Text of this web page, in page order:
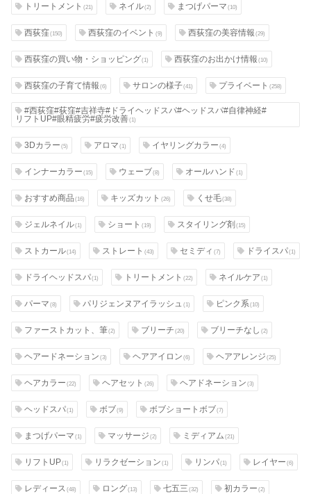
トリートメント(21) ネイル(2) まつげパーマ(10)
西荻窪(150) 西荻窪のイベント(9) 西荻窪の美容情報(29)
西荻窪の買い物・ショッピング(1) 西荻窪のお出かけ情報(10)
西荻窪の子育て情報(6) サロンの様子(41) プライベート(258)
#西荻窪#荻窪#吉祥寺#ドライヘッドスパ#ヘッドスパ#自律神経#
リフトUP#眼精疲労#疲労改善(1)
3Dカラー(5) アロマ(1) イヤリングカラー(4)
インナーカラー(15) ウェーブ(8) オールハンド(1)
おすすめ商品(16) キッズカット(26) くせ毛(38)
ジェルネイル(1) ショート(19) スタイリング剤(15)
ストカール(14) ストレート(43) セミディ(7) ドライスパ(1)
ドライヘッドスパ(1) トリートメント(22) ネイルケア(1)
パーマ(8) パリジェンヌアイラッシュ(1) ピンク系(10)
ファーストカット、筆(2) ブリーチ(20) ブリーチなし(2)
ヘアードネーション(3) ヘアアイロン(6) ヘアアレンジ(25)
ヘアカラー(22) ヘアセット(26) ヘアドネーション(3)
ヘッドスパ(1) ボブ(9) ボブショートボブ(7)
まつげパーマ(1) マッサージ(2) ミディアム(21)
リフトUP(1) リラクゼーション(1) リンパ(1) レイヤー(6)
レディース(48) ロング(13) 七五三(32) 初カラー(2)